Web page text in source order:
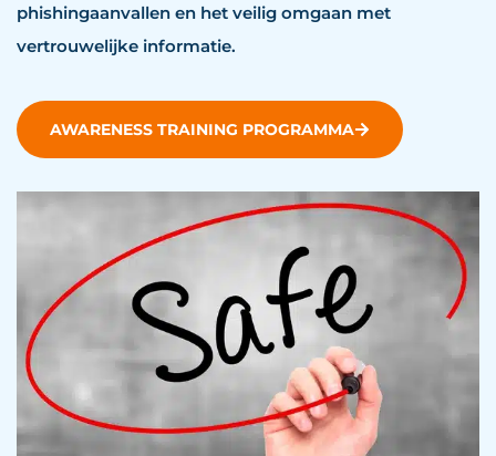
phishingaanvallen en het veilig omgaan met
vertrouwelijke informatie.
AWARENESS TRAINING PROGRAMMA